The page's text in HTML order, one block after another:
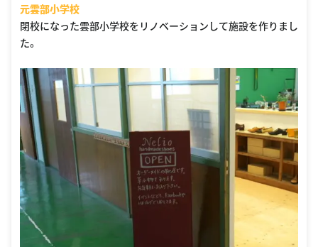
元雲部小学校
閉校になった雲部小学校をリノベーションして施設を作りまし
た。